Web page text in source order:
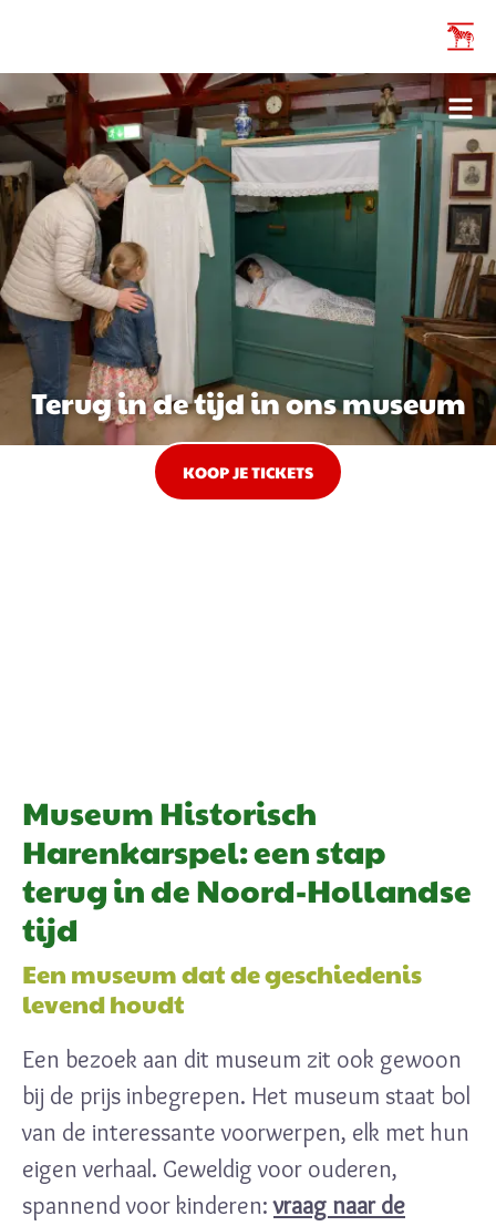
Terug in de tijd in ons museum
KOOP JE TICKETS
Museum Historisch
Harenkarspel: een stap
terug in de Noord-Hollandse
tijd
Een museum dat de geschiedenis
levend houdt
Een bezoek aan dit museum zit ook gewoon
bij de prijs inbegrepen. Het museum staat bol
van de interessante voorwerpen, elk met hun
eigen verhaal. Geweldig voor ouderen,
spannend voor kinderen:vraag naar de